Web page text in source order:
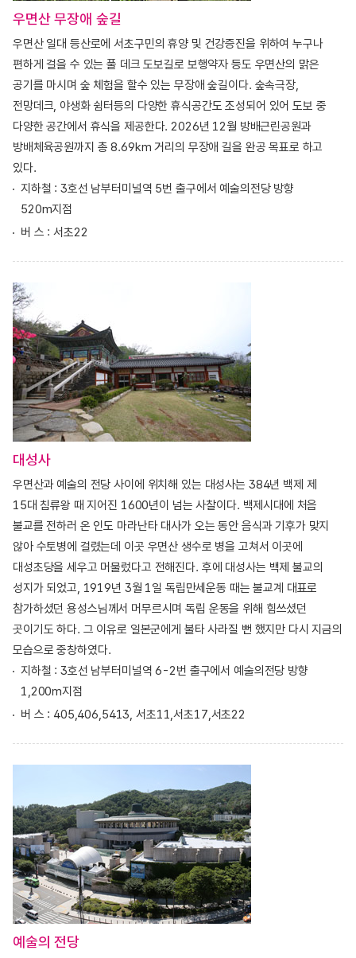
우면산 무장애 숲길
우면산 일대 등산로에 서초구민의 휴양 및 건강증진을 위하여 누구나
편하게 걸을 수 있는 풀 데크 도보길로 보행약자 등도 우면산의 맑은
공기를 마시며 숲 체험을 할수 있는 무장애 숲길이다. 숲속극장,
전망데크, 야생화 쉼터등의 다양한 휴식공간도 조성되어 있어 도보 중
다양한 공간에서 휴식을 제공한다. 2026년 12월 방배근린공원과
방배체육공원까지 총 8.69km 거리의 무장애 길을 완공 목표로 하고
있다.
지하철 : 3호선 남부터미널역 5번 출구에서 예술의전당 방향
520m지점
버 스 : 서초22
대성사
우면산과 예술의 전당 사이에 위치해 있는 대성사는 384년 백제 제
15대 침류왕 때 지어진 1600년이 넘는 사찰이다. 백제시대에 처음
불교를 전하러 온 인도 마라난타 대사가 오는 동안 음식과 기후가 맞지
않아 수토병에 걸렸는데 이곳 우면산 생수로 병을 고쳐서 이곳에
대성초당을 세우고 머물렀다고 전해진다. 후에 대성사는 백제 불교의
성지가 되었고, 1919년 3월 1일 독립만세운동 때는 불교계 대표로
참가하셨던 용성스님께서 머무르시며 독립 운동을 위해 힘쓰셨던
곳이기도 하다. 그 이유로 일본군에게 불타 사라질 뻔 했지만 다시 지금의
모습으로 중창하였다.
지하철 : 3호선 남부터미널역 6-2번 출구에서 예술의전당 방향
1,200m지점
버 스 : 405,406,5413, 서초11,서초17,서초22
예술의 전당